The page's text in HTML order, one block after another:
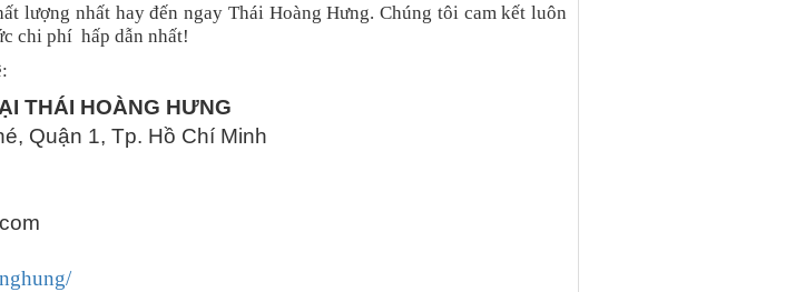
lượng nhất hay đến ngay Thái Hoàng Hưng. Chúng tôi cam kết luôn
chi phí hấp dẫn nhất!
THÁI HOÀNG HƯNG
1, Tp. Hồ Chí Minh